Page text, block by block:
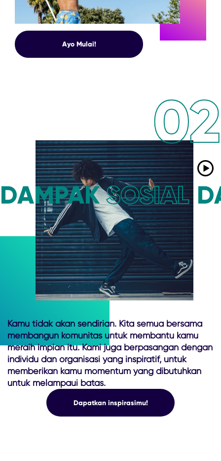
Ayo Mulai!AYO
02
Kamu tidak akan sendirian. Kita semua bersama
membangun komunitas untuk membantu kamu
meraih impian itu. Kami juga berpasangan dengan
individu dan organisasi yang inspiratif, untuk
memberikan kamu momentum yang dibutuhkan
untuk melampaui batas.
Dapatkan inspirasimu!
DAMPAKSOSIAL